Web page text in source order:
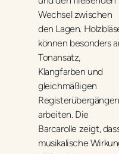
Wechsel zwischen
den Lagen.
können besonders
Tonansatz,
Klangfarben und
gleichmäßigen
Registerübergängen
arbeiten. Die
Barcarolle zeigt,
musikalische